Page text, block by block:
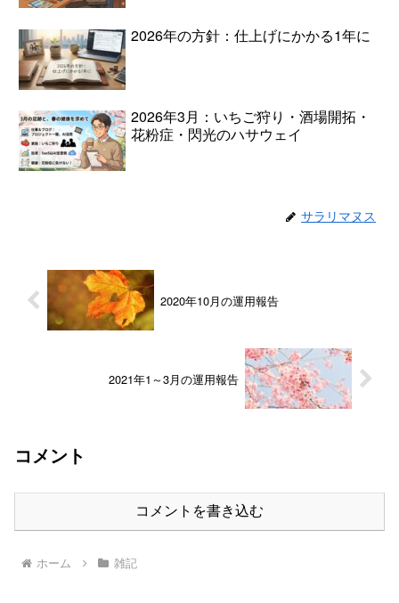
2026年の方針：仕上げにかかる1年に
2026年3月：いちご狩り・酒場開拓・
花粉症・閃光のハサウェイ
サラリマヌス
2020年10月の運用報告
2021年1～3月の運用報告
コメント
コメントを書き込む
ホーム 雑記